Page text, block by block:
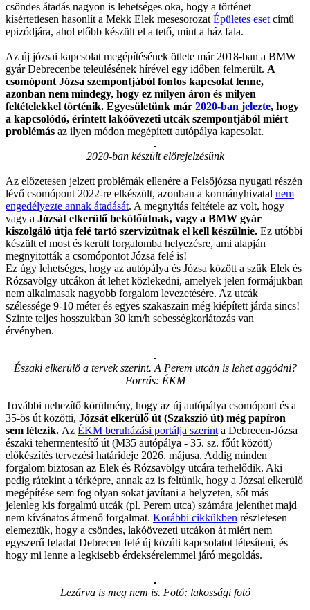
csöndes átadás nagyon is lehetséges oka, hogy a történet
kísértetiesen hasonlít a Mekk Elek mesesorozat Épületes eset című
epizódjára, ahol előbb készült el a tető, mint a ház fala.
Az új józsai kapcsolat megépítésének ötlete már 2018-ban a BMW
gyár Debrecenbe teleülésének hírével egy időben felmerült. A
csomópont Józsa szempontjából fontos kapcsolat lenne,
azonban nem mindegy, hogy ez milyen áron és milyen
feltételekkel történik. Egyesületünk már 2020-ban jelezte, hogy
a kapcsolódó, érintett lakóövezeti utcák szempontjából miért
problémás az ilyen módon megépített autópálya kapcsolat.
2020-ban készült előrejelzésünk
Az előzetesen jelzett problémák ellenére a Felsőjózsa nyugati részén
lévő csomópont 2022-re elkészült, azonban a kormányhivatal nem
engedélyezte annak átadását. A megnyitás feltétele az volt, hogy
vagy a Józsát elkerülő bekötőútnak, vagy a BMW gyár
kiszolgáló útja felé tartó szervizútnak el kell készülnie. Ez utóbbi
készült el most és került forgalomba helyezésre, ami alapján
megnyitották a csomópontot Józsa felé is!
Ez úgy lehetséges, hogy az autópálya és Józsa között a szűk Elek és
Rózsavölgy utcákon át lehet közlekedni, amelyek jelen formájukban
nem alkalmasak nagyobb forgalom levezetésére. Az utcák
szélessége 9-10 méter és egyes szakaszain még kiépített járda sincs!
Szinte teljes hosszukban 30 km/h sebességkorlátozás van
érvényben.
Északi elkerülő a tervek szerint. A Perem utcán is lehet aggódni?
Forrás: ÉKM
További nehezítő körülmény, hogy az új autópálya csomópont és a
35-ös út közötti, Józsát elkerülő út (Szakszió út) még papíron
sem létezik. Az ÉKM beruházási portálja szerint a Debrecen-Józsa
északi tehermentesítő út (M35 autópálya - 35. sz. főút között)
előkészítés tervezési határideje 2026. májusa. Addig minden
forgalom biztosan az Elek és Rózsavölgy utcára terhelődik. Aki
pedig rátekint a térképre, annak az is feltűnik, hogy a Józsai elkerülő
megépítése sem fog olyan sokat javítani a helyzeten, sőt más
jelenleg kis forgalmú utcák (pl. Perem utca) számára jelenthet majd
nem kívánatos átmenő forgalmat. Korábbi cikkükben részletesen
elemeztük, hogy a csöndes, lakóövezeti utcákon át miért nem
egyszerű feladat Debrecen felé új közúti kapcsolatot létesíteni, és
hogy mi lenne a legkisebb érdeksérelemmel járó megoldás.
Lezárva is meg nem is. Fotó: lakossági fotó